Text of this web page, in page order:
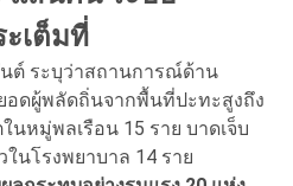
เต็มที่
ต์ ระบุว่าสถานการณ์ด้าน
อดผู้พลัดถิ่นจากพื้นที่ปะทะสูงถึง
นหมู่พลเรือน 15 ราย บาดเจ็บ
นโรงพยาบาล 14 ราย